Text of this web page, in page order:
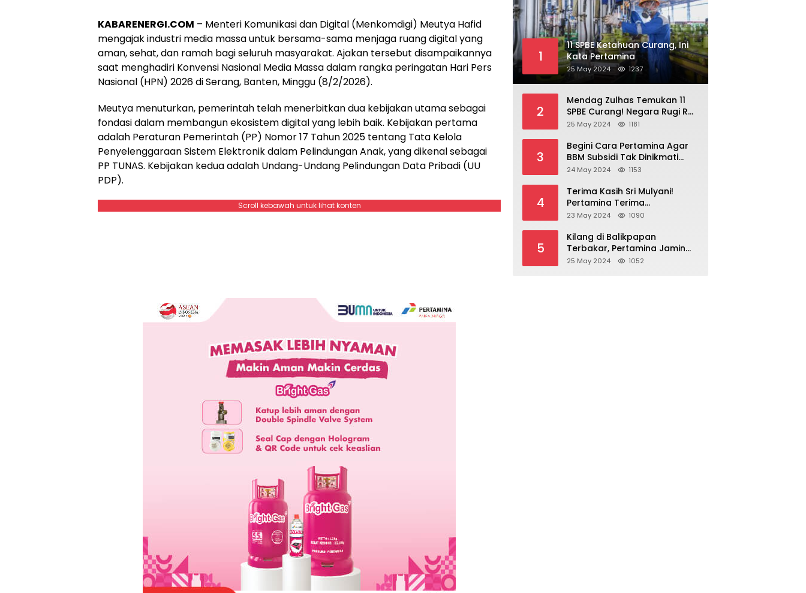
KABARENERGI.COM – Menteri Komunikasi dan Digital (Menkomdigi) Meutya Hafid
mengajak industri media massa untuk bersama-sama menjaga ruang digital yang
aman, sehat, dan ramah bagi seluruh masyarakat. Ajakan tersebut disampaikannya
saat menghadiri Konvensi Nasional Media Massa dalam rangka peringatan Hari Pers
Nasional (HPN) 2026 di Serang, Banten, Minggu (8/2/2026).
Meutya menuturkan, pemerintah telah menerbitkan dua kebijakan utama sebagai
fondasi dalam membangun ekosistem digital yang lebih baik. Kebijakan pertama
adalah Peraturan Pemerintah (PP) Nomor 17 Tahun 2025 tentang Tata Kelola
Penyelenggaraan Sistem Elektronik dalam Pelindungan Anak, yang dikenal sebagai
PP TUNAS. Kebijakan kedua adalah Undang-Undang Pelindungan Data Pribadi (UU
PDP).
Scroll kebawah untuk lihat konten
1
11 SPBE Ketahuan Curang, Ini
Kata Pertamina
25 May 2024 1237
2
Mendag Zulhas Temukan 11
SPBE Curang! Negara Rugi Rp
18,7 Miliar/ Tahun
25 May 2024 1181
3
Begini Cara Pertamina Agar
BBM Subsidi Tak Dinikmati
Orang Kaya!
24 May 2024 1153
4
Terima Kasih Sri Mulyani!
Pertamina Terima
Kompensasi BBM Rp 43,52
23 May 2024 1090
5
Kilang di Balikpapan
Terbakar, Pertamina Jamin
Pasokan BBM Aman
25 May 2024 1052